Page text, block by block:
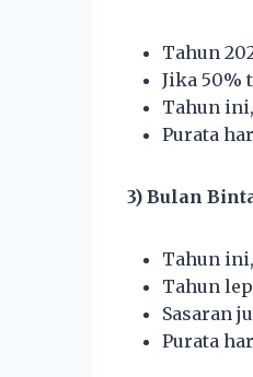
Tahun
Jika 50%
Tahun
Purata
3) Bulan
Tahun
Tahun
Sasaran
Purata